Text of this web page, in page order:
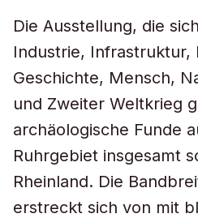
Die Ausstellung, die
Industrie, Infrastruktur,
Geschichte, Mensch,
und Zweiter Weltkrieg
archäologische Funde
Ruhrgebiet insgesamt
Rheinland. Die
erstreckt sich von mit